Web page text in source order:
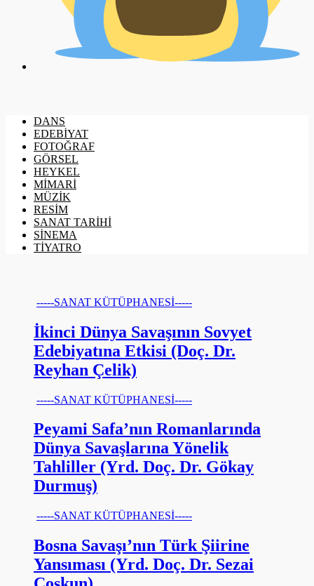
DANS
EDEBİYAT
FOTOĞRAF
GÖRSEL
HEYKEL
MİMARİ
MÜZİK
RESİM
SANAT TARİHİ
SİNEMA
TİYATRO
-----SANAT KÜTÜPHANESİ-----
İkinci Dünya Savaşının Sovyet
Edebiyatına Etkisi (Doç. Dr.
Reyhan Çelik)
-----SANAT KÜTÜPHANESİ-----
Peyami Safa’nın Romanlarında
Dünya Savaşlarına Yönelik
Tahliller (Yrd. Doç. Dr. Gökay
Durmuş)
-----SANAT KÜTÜPHANESİ-----
Bosna Savaşı’nın Türk Şiirine
Yansıması (Yrd. Doç. Dr. Sezai